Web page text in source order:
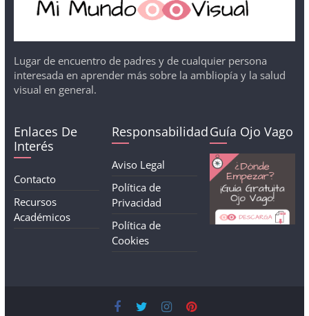
Lugar de encuentro de padres y de cualquier persona
interesada en aprender más sobre la ambliopía y la salud
visual en general.
Enlaces De
Interés
Contacto
Recursos
Académicos
Responsabilidad
Aviso Legal
Política de
Privacidad
Política de
Cookies
Guía Ojo Vago